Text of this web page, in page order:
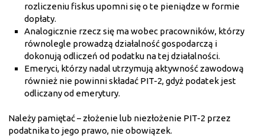
rozliczeniu fiskus upomni się o te pieniądze w formie
dopłaty.
Analogicznie rzecz się ma wobec pracowników, którzy
równolegle prowadzą działalność gospodarczą i
dokonują odliczeń od podatku na tej działalności.
Emeryci, którzy nadal utrzymują aktywność zawodową
również nie powinni składać PIT-2, gdyż podatek jest
odliczany od emerytury.
Należy pamiętać – złożenie lub niezłożenie PIT-2 przez
podatnika to jego prawo, nie obowiązek.